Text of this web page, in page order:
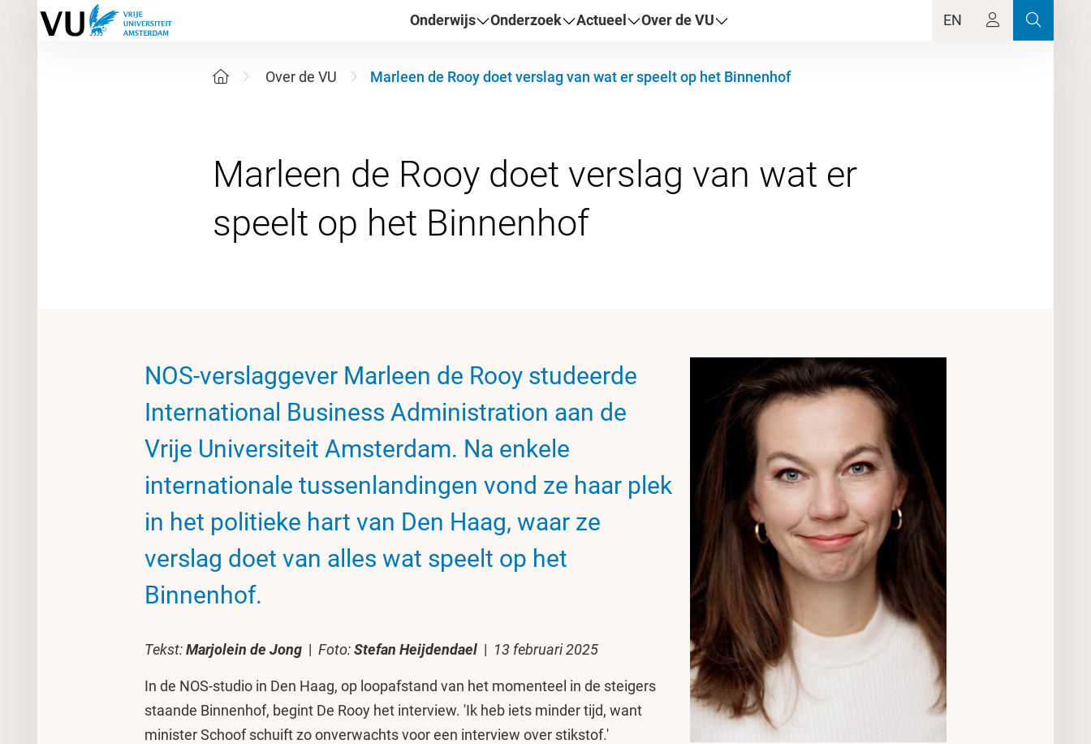
Onderwijs Onderzoek Actueel Over de VU EN
Over de VU Marleen de Rooy doet verslag van wat er speelt op het Binnenhof
Marleen de Rooy doet verslag van wat er
speelt op het Binnenhof
NOS-verslaggever Marleen de Rooy studeerde
International Business Administration aan de
Vrije Universiteit Amsterdam. Na enkele
internationale tussenlandingen vond ze haar plek
in het politieke hart van Den Haag, waar ze
verslag doet van alles wat speelt op het
Binnenhof.
Tekst:Marjolein de Jong | Foto:Stefan Heijdendael | 13 februari 2025
In de NOS-studio in Den Haag, op loopafstand van het momenteel in de steigers
staande Binnenhof, begint De Rooy het interview. 'Ik heb iets minder tijd, want
minister Schoof schuift zo onverwachts voor een interview over stikstof.'